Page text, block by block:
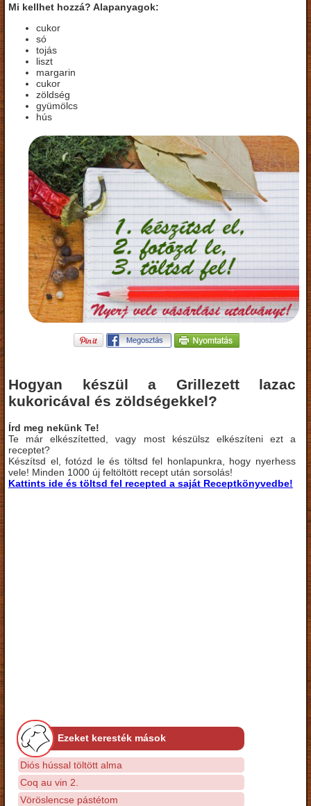
Mi kellhet hozzá? Alapanyagok:
cukor
só
tojás
liszt
margarin
cukor
zöldség
gyümölcs
hús
Hogyan készül a Grillezett lazac
kukoricával és zöldségekkel?
Írd meg nekünk Te!
Te már elkészítetted, vagy most készülsz elkészíteni ezt a
receptet?
Készítsd el, fotózd le és töltsd fel honlapunkra, hogy nyerhess
vele! Minden 1000 új feltöltött recept után sorsolás!
Kattints ide és töltsd fel recepted a saját Receptkönyvedbe!
Ezeket keresték mások
Diós hússal töltött alma
Coq au vin 2.
Vöröslencse pástétom